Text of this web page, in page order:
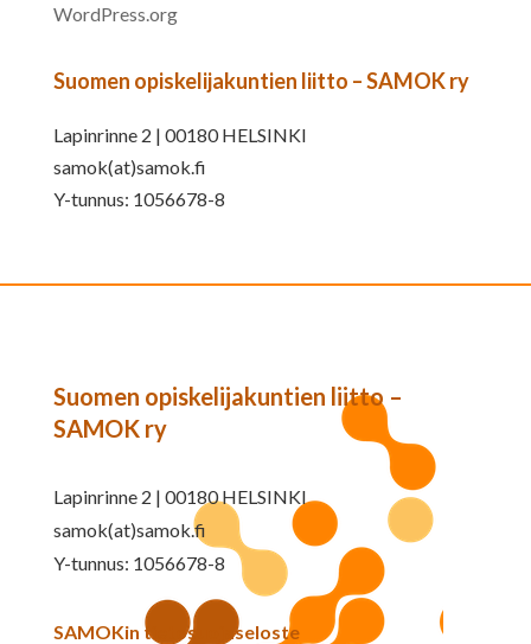
WordPress.org
Suomen opiskelijakuntien liitto – SAMOK ry
Lapinrinne 2 | 00180 HELSINKI
samok(at)samok.fi
Y-tunnus: 1056678-8
Suomen opiskelijakuntien liitto –
SAMOK ry
Lapinrinne 2 | 00180 HELSINKI
samok(at)samok.fi
Y-tunnus: 1056678-8
SAMOKin tietosuojaseloste